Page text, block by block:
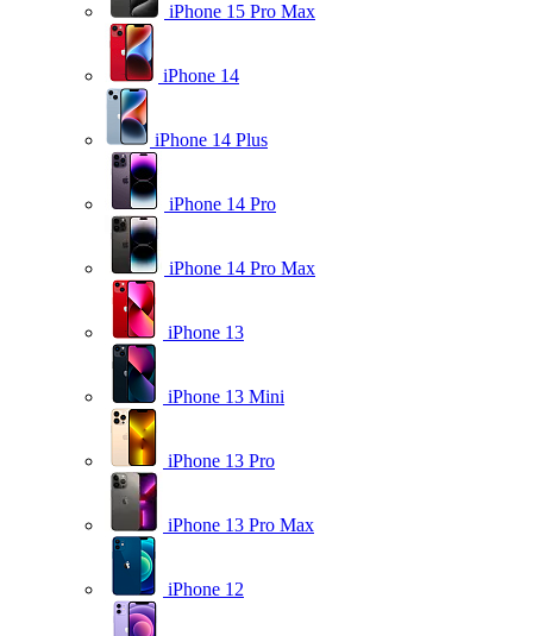
iPhone 15 Pro Max
iPhone 14
iPhone 14 Plus
iPhone 14 Pro
iPhone 14 Pro Max
iPhone 13
iPhone 13 Mini
iPhone 13 Pro
iPhone 13 Pro Max
iPhone 12